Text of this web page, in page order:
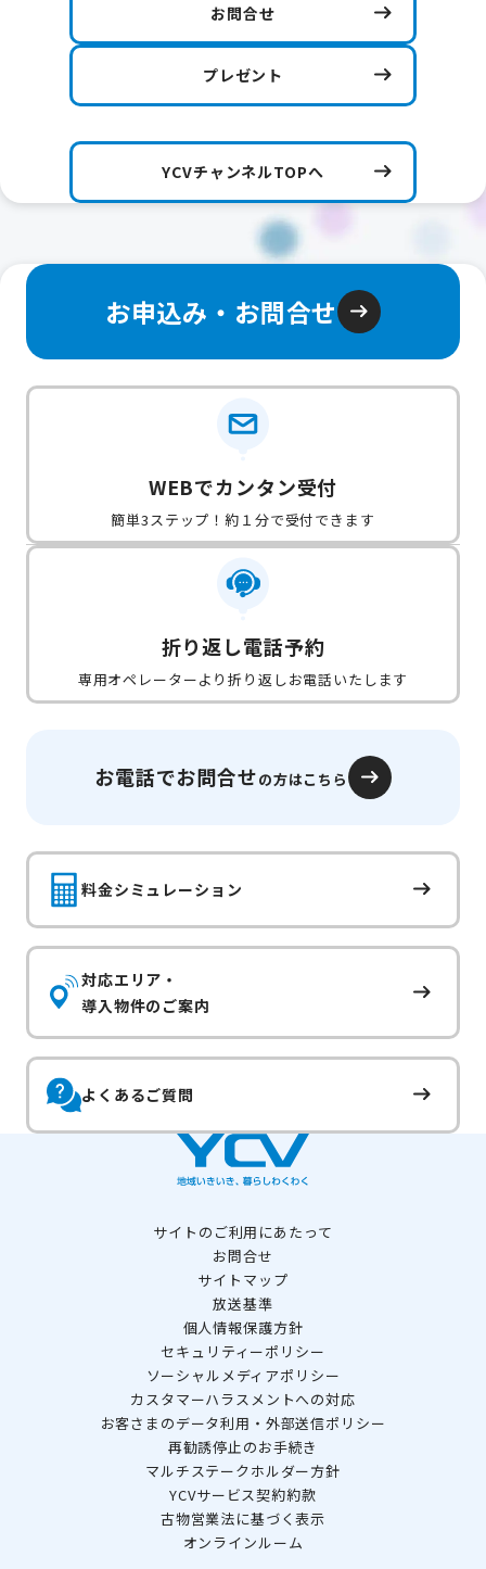
お問合せ
プレゼント
YCVチャンネルTOPへ
お申込み・お問合せ
WEBでカンタン受付
簡単3ステップ！約１分で受付できます
折り返し電話予約
専用オペレーターより折り返しお電話いたします
お電話でお問合せの方はこちら
料金シミュレーション
対応エリア・
導入物件のご案内
よくあるご質問
サイトのご利用にあたって
お問合せ
サイトマップ
放送基準
個人情報保護方針
セキュリティーポリシー
ソーシャルメディアポリシー
カスタマーハラスメントへの対応
お客さまのデータ利用・外部送信ポリシー
再勧誘停止のお手続き
マルチステークホルダー方針
YCVサービス契約約款
古物営業法に基づく表示
オンラインルーム